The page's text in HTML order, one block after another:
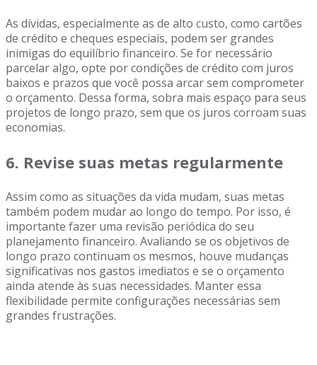
As dívidas, especialmente as de alto custo, como cartões
de crédito e cheques especiais, podem ser grandes
inimigas do equilíbrio financeiro. Se for necessário
parcelar algo, opte por condições de crédito com juros
baixos e prazos que você possa arcar sem comprometer
o orçamento. Dessa forma, sobra mais espaço para seus
projetos de longo prazo, sem que os juros corroam suas
economias.
6. Revise suas metas regularmente
Assim como as situações da vida mudam, suas metas
também podem mudar ao longo do tempo. Por isso, é
importante fazer uma revisão periódica do seu
planejamento financeiro. Avaliando se os objetivos de
longo prazo continuam os mesmos, houve mudanças
significativas nos gastos imediatos e se o orçamento
ainda atende às suas necessidades. Manter essa
flexibilidade permite configurações necessárias sem
grandes frustrações.